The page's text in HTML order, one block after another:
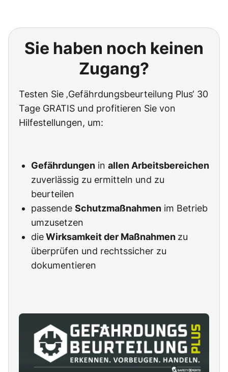
Sie haben noch keinen
Zugang?
Testen Sie ‚Gefährdungsbeurteilung Plus‘ 30
Tage GRATIS und profitieren Sie von
Hilfestellungen, um:
Gefährdungen in allen Arbeitsbereichen
zuverlässig zu ermitteln und zu
beurteilen
passende Schutzmaßnahmen im Betrieb
umzusetzen
dieWirksamkeit der Maßnahmen zu
überprüfen und rechtssicher zu
dokumentieren